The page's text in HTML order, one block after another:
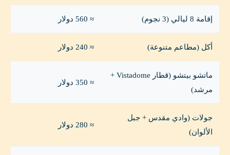
إقامة 8 ليالي (3 نجوم) ≈ 560 دولار
أكل (مطاعم متنوعة) ≈ 240 دولار
ماتشو بيتشو (قطار Vistadome +
مرشد)
≈ 350 دولار
جولات (وادي مقدس + جبل
الألوان)
≈ 280 دولار